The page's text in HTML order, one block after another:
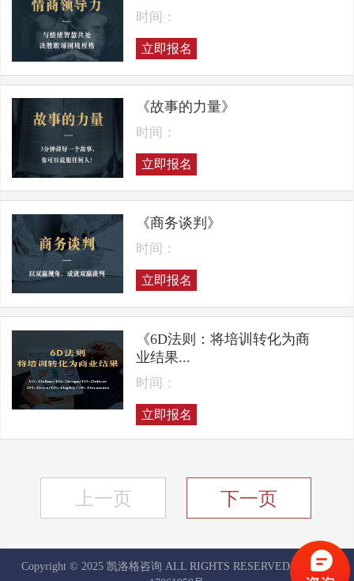
时间：
立即报名
《故事的力量》
时间：
立即报名
《商务谈判》
时间：
立即报名
《6D法则：将培训转化为商
业结果...
时间：
立即报名
上一页 下一页
Copyright © 2025 凯洛格咨询 ALL RIGHTS RESERVED
京ICP备